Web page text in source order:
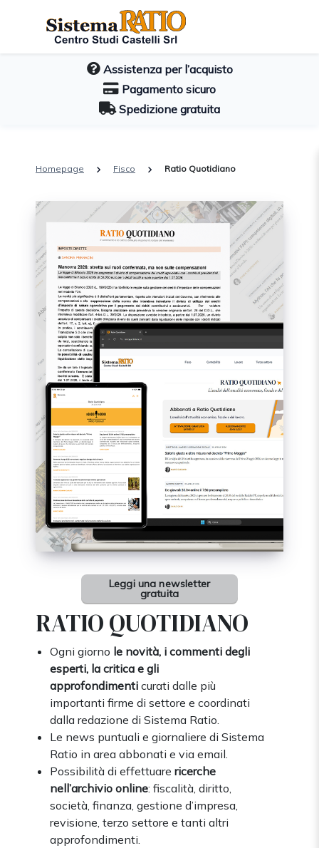
Assistenza per l’acquisto
Pagamento sicuro
Spedizione gratuita
Homepage Fisco Ratio Quotidiano
Leggi una newsletter
gratuita
RATIO QUOTIDIANO
Ogni giorno le novità, i commenti degli
esperti, la critica e gli
approfondimenti curati dalle più
importanti firme di settore e coordinati
dalla redazione di Sistema Ratio.
Le news puntuali e giornaliere di Sistema
Ratio in area abbonati e via email.
Possibilità di effettuare ricerche
nell’archivio online: fiscalità, diritto,
società, finanza, gestione d’impresa,
revisione, terzo settore e tanti altri
approfondimenti.